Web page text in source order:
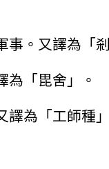
。又譯為「
為「毘舍」。
譯為「工師種」